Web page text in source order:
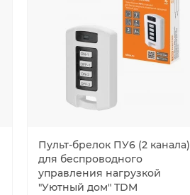
Пульт-брелок ПУ6 (2 канала)
для беспроводного
управления нагрузкой
"Уютный дом" TDM